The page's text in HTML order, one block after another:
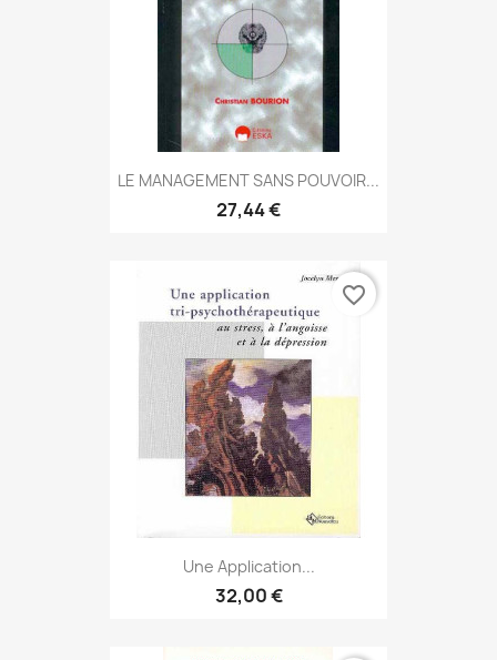
LE MANAGEMENT SANS POUVOIR...
27,44 €
Une Application...
32,00 €
favorite_border